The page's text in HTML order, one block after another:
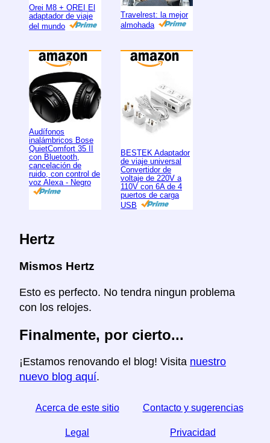
Orei M8 + OREI El
adaptador de viaje
del mundo
Travelrest: la mejor
almohada
Audífonos
inalámbricos Bose
QuietComfort 35 II
con Bluetooth,
cancelación de
ruido, con control de
voz Alexa - Negro
BESTEK Adaptador
de viaje universal
Convertidor de
voltaje de 220V a
110V con 6A de 4
puertos de carga
USB
Hertz
Mismos Hertz
Esto es perfecto. No tendra ningun problema
con los relojes.
Finalmente, por cierto...
¡Estamos renovando el blog! Visita nuestro
nuevo blog aquí.
Acerca de este sitio Contacto y sugerencias
Legal Privacidad